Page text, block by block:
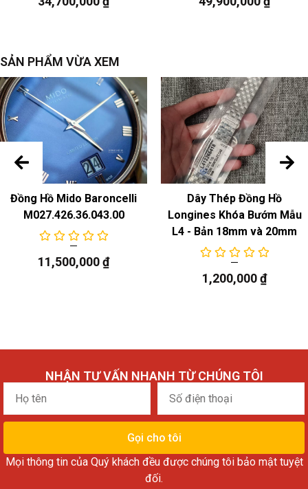
SẢN PHẨM VỪA XEM
Đồng Hồ Mido Baroncelli
M027.426.36.043.00
11,500,000₫
Dây Thép Đồng Hồ
Longines Khóa Bướm Mẫu
L4 - Bản 18mm và 20mm
1,200,000₫
NHẬN TƯ VẤN NHANH TỪ CHÚNG TÔI
Họ
tên
điện
thoại
Gọi cho tôi
Mọi thông tin của Quý khách đều được chúng tôi bảo mật tuyệt
đối.